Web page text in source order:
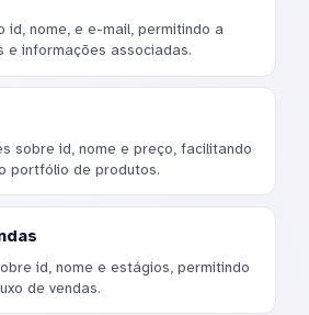
id, nome, e e-mail, permitindo a
informações associadas.
sobre id, nome e preço, facilitando
portfólio de produtos.
id, nome e estágios, permitindo
de vendas.